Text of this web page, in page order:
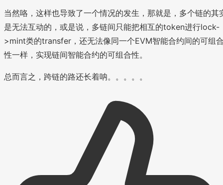
当然咯，这样也导致了一个情况的发生，那就是，多个链的其
是无法互动的，或是说，多链间只能把相互的token进行lock-
>mint类的transfer，还无法像同一个EVM智能合约间的可组
性一样，实现链间智能合约的可组合性。
总而言之，跨链的路还长着呐。。。。。